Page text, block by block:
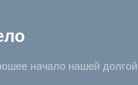
начало нашей